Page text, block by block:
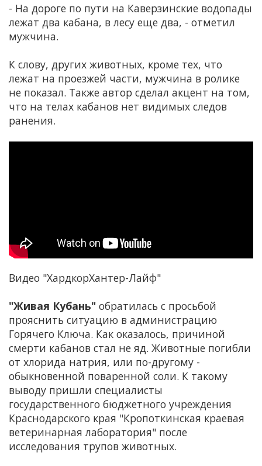
- На дороге по пути на Каверзинские водопады
лежат два кабана, в лесу еще два, - отметил
мужчина.
К слову, других животных, кроме тех, что
лежат на проезжей части, мужчина в ролике
не показал. Также автор сделал акцент на том,
что на телах кабанов нет видимых следов
ранения.
Видео "ХардкорХантер-Лайф"
"Живая Кубань" обратилась с просьбой
прояснить ситуацию в администрацию
Горячего Ключа. Как оказалось, причиной
смерти кабанов стал не яд. Животные погибли
от хлорида натрия, или по-другому -
обыкновенной поваренной соли. К такому
выводу пришли специалисты
государственного бюджетного учреждения
Краснодарского края "Кропоткинская краевая
ветеринарная лаборатория" после
исследования трупов животных.